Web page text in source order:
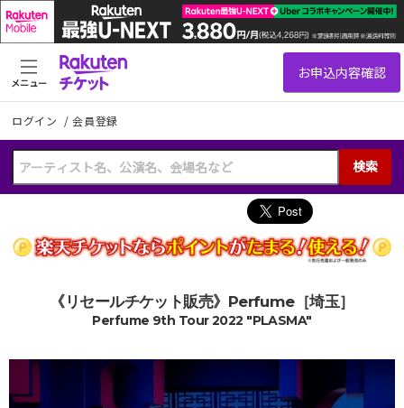
ログイン /会員登録
検索
メニュー
《リセールチケット販売》Perfume［埼玉］
Perfume 9th Tour 2022 "PLASMA"